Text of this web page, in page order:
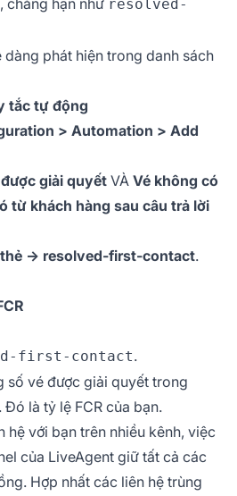
chẳng hạn như resolved-
dàng phát hiện trong danh sách
tắc tự động
> Automation > Add
giải quyếtVÀ Vé không có
từ khách hàng sau câu trả lời
→ resolved-first-contact.
first-contact.
số vé được giải quyết trong
là tỷ lệ FCR của bạn.
với bạn trên nhiều kênh, việc
của LiveAgent giữ tất cả các
Hợp nhất các liên hệ trùng